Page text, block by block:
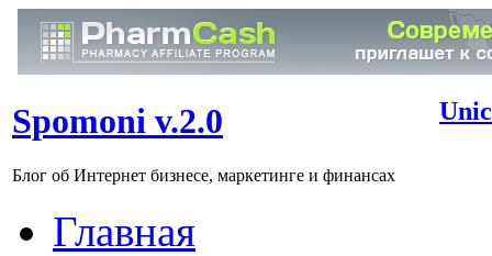
Spomoni v.2.0
Блог об Интернет бизнесе, маркетинге и финансах
Главная